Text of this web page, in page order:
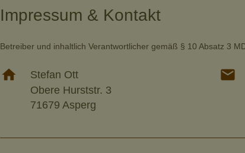
Impressum & Kontakt
Betreiber und inhaltlich Verantwortlicher gemäß § 10 Absatz 3
home
Stefan Ott
Obere Hurststr. 3
71679 Asperg
mail